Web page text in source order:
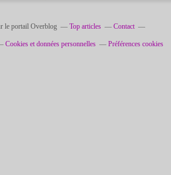
le portail Overblog Top articles Contact
Cookies et données personnelles Préférences cookies